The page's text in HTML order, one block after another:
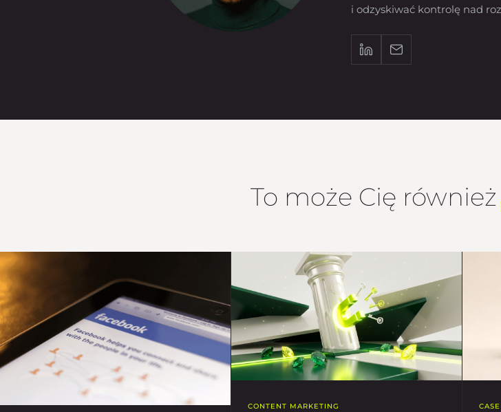
i odzyskiwać kontrolę nad
To może Cię
CONTENT MARKETING